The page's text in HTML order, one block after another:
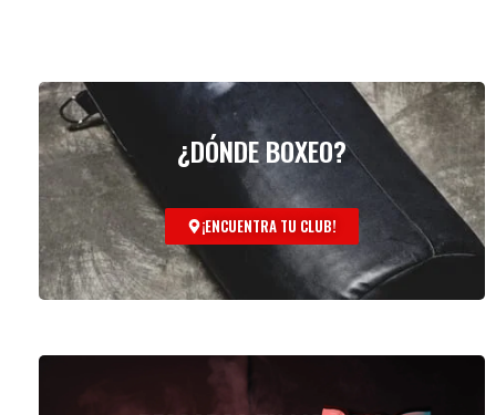
¿DÓNDE BOXEO?
¡ENCUENTRA TU CLUB!